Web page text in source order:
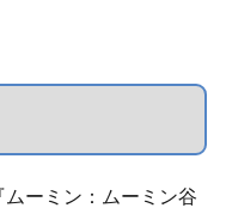
ーミン：ムーミン谷